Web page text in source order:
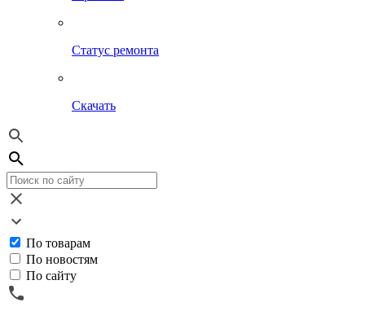
Статус ремонта
Скачать
По товарам
По новостям
По сайту